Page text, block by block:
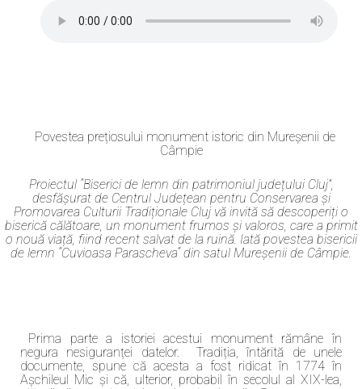
Povestea prețiosului monument istoric din Mureșenii de
Câmpie
Proiectul “Biserici de lemn din patrimoniul județului Cluj”,
desfășurat de Centrul Județean pentru Conservarea și
Promovarea Culturii Tradiționale Cluj vă invită să descoperiți o
biserică călătoare, un monument frumos și valoros, care a primit
o nouă viață, fiind recent salvat de la ruină. Iată povestea bisericii
de lemn “Cuvioasa Parascheva“ din satul Mureșenii de Câmpie.
Prima parte a istoriei acestui monument rămâne în
negura nesiguranței datelor. Tradiția, întărită de unele
documente, spune că acesta a fost ridicat în 1774 în
Așchileul Mic și că, ulterior, probabil în secolul al XIX-lea,